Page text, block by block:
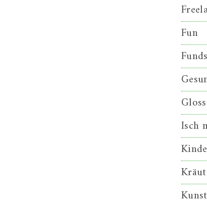
Fun
Isch
Kunst